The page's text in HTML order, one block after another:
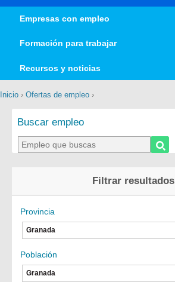
Empresas con empleo
Formación para trabajar
Recursos y noticias
Inicio › Ofertas de empleo ›
Buscar empleo
Filtrar resultados
Provincia
Granada
Población
Granada